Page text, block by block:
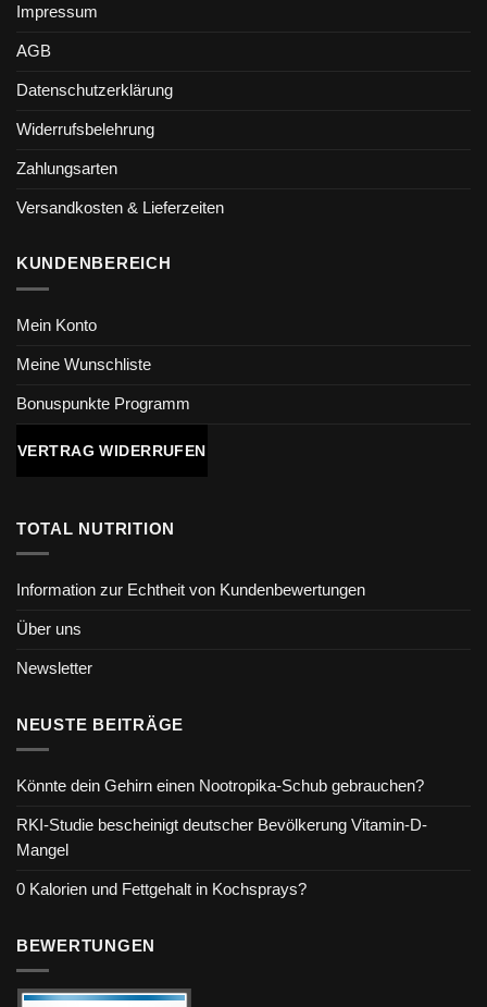
Impressum
AGB
Datenschutzerklärung
Widerrufsbelehrung
Zahlungsarten
Versandkosten & Lieferzeiten
KUNDENBEREICH
Mein Konto
Meine Wunschliste
Bonuspunkte Programm
VERTRAG WIDERRUFEN
TOTAL NUTRITION
Information zur Echtheit von Kundenbewertungen
Über uns
Newsletter
NEUSTE BEITRÄGE
Könnte dein Gehirn einen Nootropika-Schub gebrauchen?
RKI-Studie bescheinigt deutscher Bevölkerung Vitamin-D-
Mangel
0 Kalorien und Fettgehalt in Kochsprays?
BEWERTUNGEN